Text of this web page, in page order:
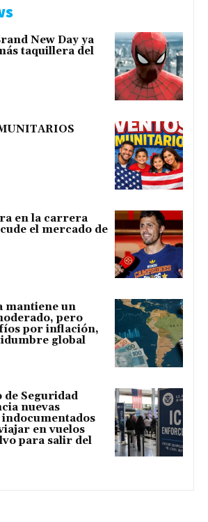
New Day ya
taquillera del
en la carrera
el mercado de
mantiene un
pero
por inflación,
global
de Seguridad
nuevas
en vuelos
para salir del